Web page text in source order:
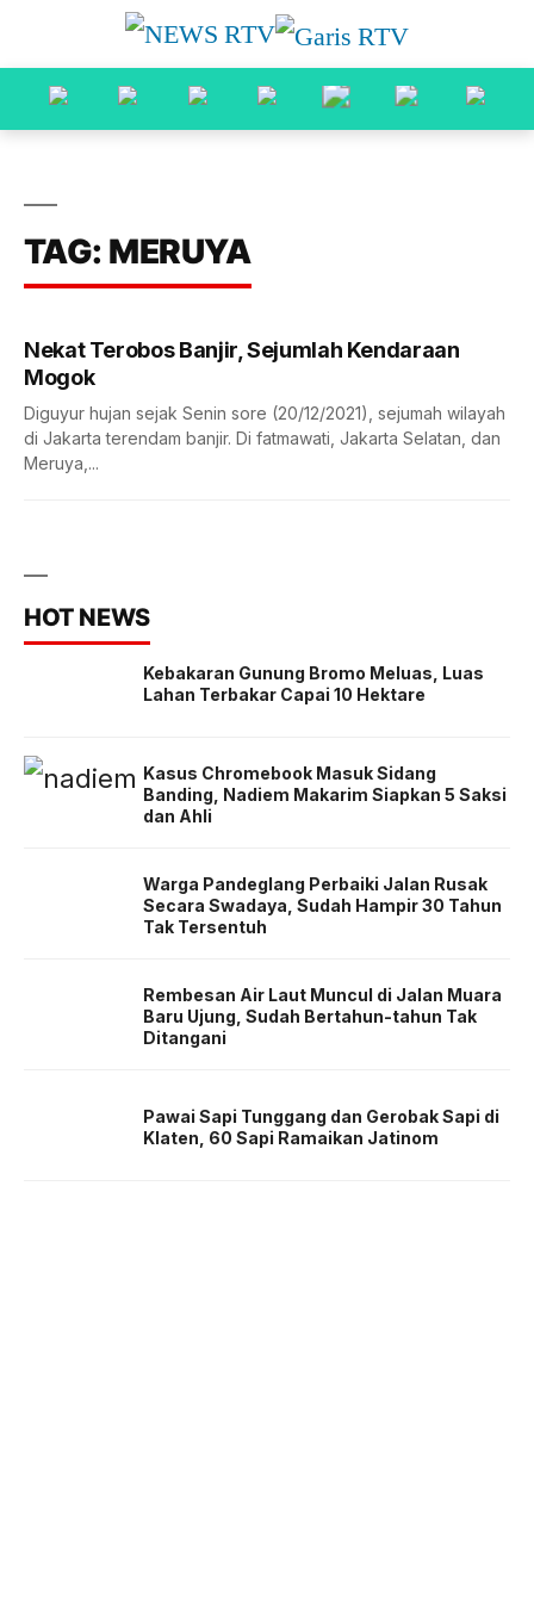
TAG: MERUYA
Nekat Terobos Banjir, Sejumlah Kendaraan
Mogok
Diguyur hujan sejak Senin sore (20/12/2021), sejumah wilayah
di Jakarta terendam banjir. Di fatmawati, Jakarta Selatan, dan
Meruya,...
HOT NEWS
Kebakaran Gunung Bromo Meluas, Luas
Lahan Terbakar Capai 10 Hektare
Kasus Chromebook Masuk Sidang
Banding, Nadiem Makarim Siapkan 5 Saksi
dan Ahli
Warga Pandeglang Perbaiki Jalan Rusak
Secara Swadaya, Sudah Hampir 30 Tahun
Tak Tersentuh
Rembesan Air Laut Muncul di Jalan Muara
Baru Ujung, Sudah Bertahun-tahun Tak
Ditangani
Pawai Sapi Tunggang dan Gerobak Sapi di
Klaten, 60 Sapi Ramaikan Jatinom